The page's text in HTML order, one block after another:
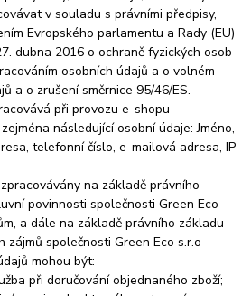
v souladu s právními předpisy,
Evropského parlamentu a Rady (EU)
dubna 2016 o ochraně fyzických osob
osobních údajů a o volném
a o zrušení směrnice 95/46/ES.
při provozu e-shopu
zejména následující osobní údaje: Jméno,
telefonní číslo, e-mailová adresa, IP
na základě právního
povinnosti společnosti Green Eco
a dále na základě právního základu
zájmů společnosti Green Eco s.r.o
mohou být:
při doručování objednaného zboží;